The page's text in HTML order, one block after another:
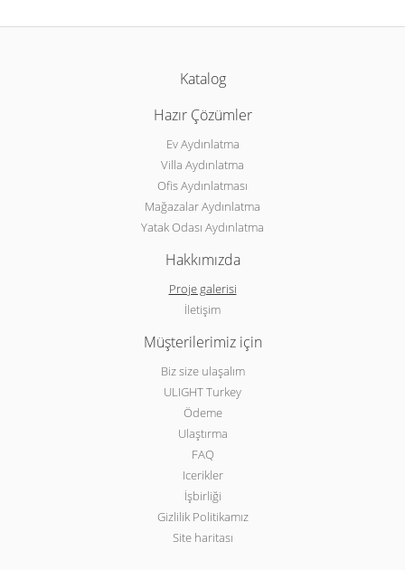
Katalog
Hazır Çözümler
Ev Aydınlatma
Villa Aydınlatma
Ofis Aydınlatması
Mağazalar Aydınlatma
Yatak Odası Aydınlatma
Hakkımızda
Proje galerisi
İletişim
Müşterilerimiz için
Biz size ulaşalım
ULIGHT Turkey
Ödeme
Ulaştırma
FAQ
Icerikler
İşbirliği
Gizlilik Politikamız
Site haritası